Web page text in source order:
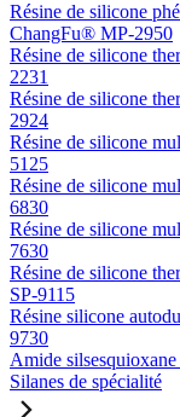
Résine de silicone
ChangFu® MP-2950
Résine de silicone
2231
Résine de silicone
2924
Résine de silicone
5125
Résine de silicone
6830
Résine de silicone
7630
Résine de silicone
SP-9115
Résine silicone
9730
Amide
Silanes de spécialité